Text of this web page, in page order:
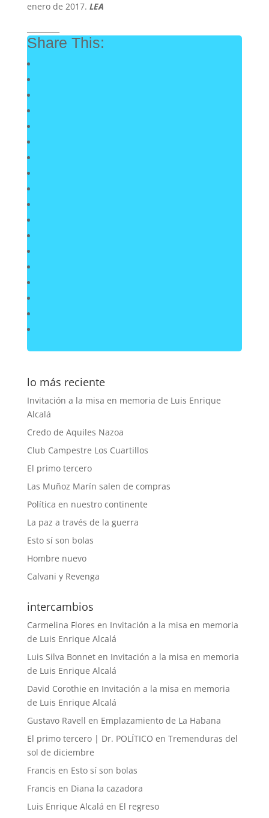
enero de 2017. LEA
Share This:
lo más reciente
Invitación a la misa en memoria de Luis Enrique
Alcalá
Credo de Aquiles Nazoa
Club Campestre Los Cuartillos
El primo tercero
Las Muñoz Marín salen de compras
Política en nuestro continente
La paz a través de la guerra
Esto sí son bolas
Hombre nuevo
Calvani y Revenga
intercambios
Carmelina Flores en Invitación a la misa en memoria
de Luis Enrique Alcalá
Luis Silva Bonneten Invitación a la misa en memoria
de Luis Enrique Alcalá
David Corothie en Invitación a la misa en memoria
de Luis Enrique Alcalá
Gustavo Ravell en Emplazamiento de La Habana
El primo tercero | Dr. POLÍTICO en Tremenduras del
sol de diciembre
Francis en Esto sí son bolas
Francis en Diana la cazadora
Luis Enrique Alcalá en El regreso